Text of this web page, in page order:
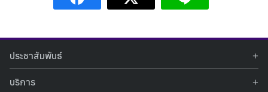
ประชาสัมพันธ์
ข่าวประชาสัมพันธ์
ข่าวกิจกรรม
บริการ